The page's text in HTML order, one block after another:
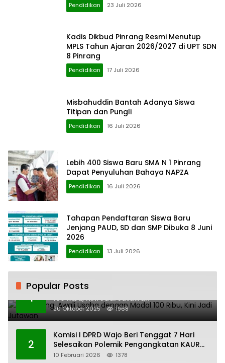
Pendidikan 23 Juli 2026
Kadis Dikbud Pinrang Resmi Menutup
MPLS Tahun Ajaran 2026/2027 di UPT SDN
8 Pinrang
Pendidikan 17 Juli 2026
Misbahuddin Bantah Adanya Siswa
Titipan dan Pungli
Pendidikan 16 Juli 2026
Lebih 400 Siswa Baru SMA N 1 Pinrang
Dapat Penyuluhan Bahaya NAPZA
Pendidikan 16 Juli 2026
Tahapan Pendaftaran Siswa Baru
Jenjang PAUD, SD dan SMP Dibuka 8 Juni
2026
Pendidikan 13 Juli 2026
Popular Posts
1
H. Ampang: Awali Usaha dengan Modal
100 Ribu, Kini Jadi Jutawan
20 Oktober 2025 1968
2
Komisi I DPRD Wajo Beri Tenggat 7 Hari
Selesaikan Polemik Pengangkatan KAUR
Keuangan Desa Bau-Bau
10 Februari 2026 1378